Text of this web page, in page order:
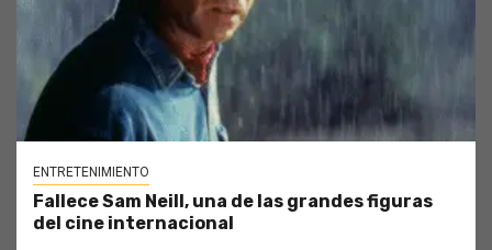
ENTRETENIMIENTO
Fallece Sam Neill, una de las grandes figuras
del cine internacional